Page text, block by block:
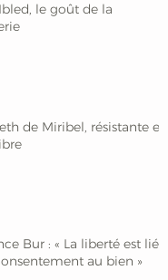
le goût de la
de Miribel, résistante et
Bur : « La liberté est liée
au bien »